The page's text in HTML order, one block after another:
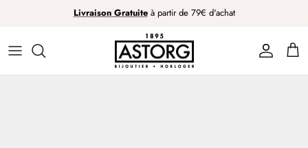
Livraison Gratuiteà partir de 79€ d'achat